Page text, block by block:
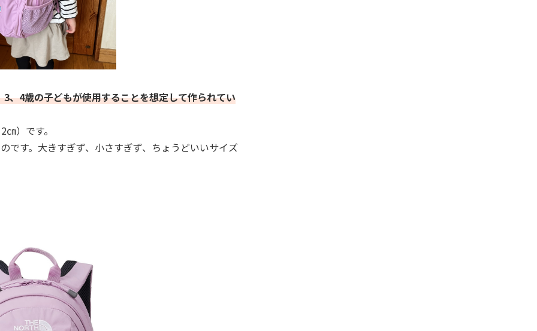
、4歳の子どもが使用することを想定して作られてい
）です。
です。大きすぎず、小さすぎず、ちょうどいいサイズ